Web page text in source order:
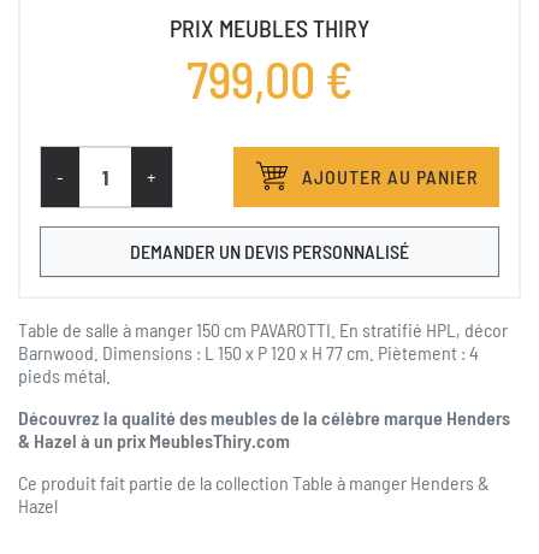
PRIX MEUBLES THIRY
799,00 €
- + AJOUTER AU PANIER
DEMANDER UN DEVIS PERSONNALISÉ
Table de salle à manger 150 cm PAVAROTTI. En stratifié HPL, décor
Barnwood. Dimensions : L 150 x P 120 x H 77 cm. Piètement : 4
pieds métal.
Découvrez la qualité des meubles de la célèbre marque Henders
& Hazel à un prix MeublesThiry.com
Ce produit fait partie de la collection Table à manger Henders &
Hazel